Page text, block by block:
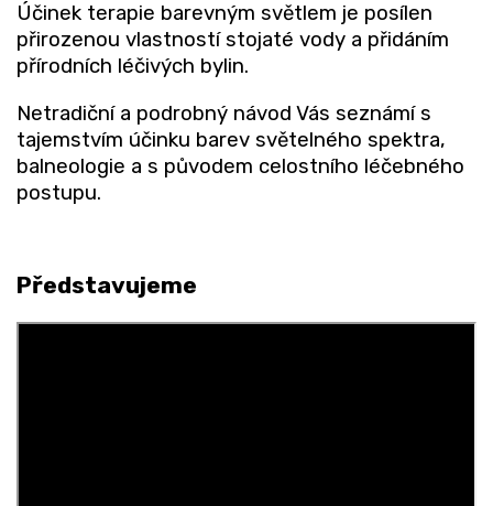
Účinek terapie barevným světlem je posílen
přirozenou vlastností stojaté vody a přidáním
přírodních léčivých bylin.
Netradiční a podrobný návod Vás seznámí s
tajemstvím účinku barev světelného spektra,
balneologie a s původem celostního léčebného
postupu.
Představujeme